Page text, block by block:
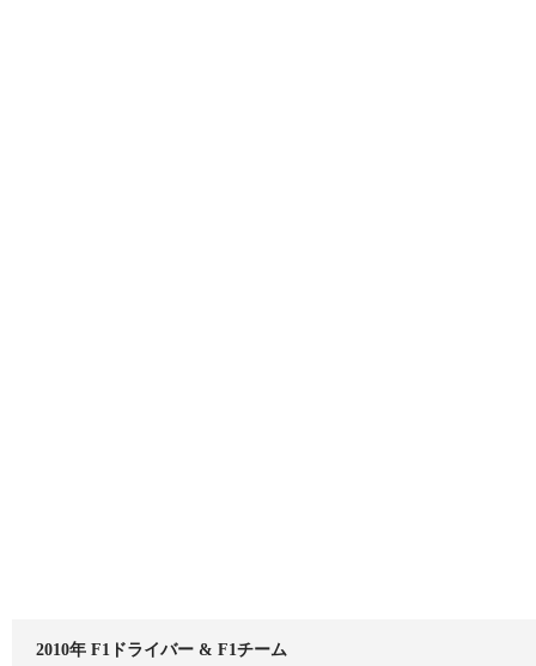
2010年 F1ドライバー & F1チーム